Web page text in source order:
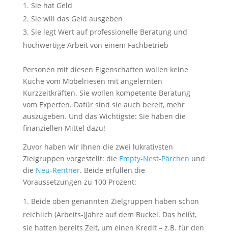
Sie hat Geld
Sie will das Geld ausgeben
Sie legt Wert auf professionelle Beratung und
hochwertige Arbeit von einem Fachbetrieb
Personen mit diesen Eigenschaften wollen keine
Küche vom Möbelriesen mit angelernten
Kurzzeitkräften. Sie wollen kompetente Beratung
vom Experten. Dafür sind sie auch bereit, mehr
auszugeben. Und das Wichtigste: Sie haben die
finanziellen Mittel dazu!
Zuvor haben wir Ihnen die zwei lukrativsten
Zielgruppen vorgestellt: die Empty-Nest-Pärchen und
die Neu-Rentner. Beide erfüllen die
Voraussetzungen zu 100 Prozent:
Beide oben genannten Zielgruppen haben schon
reichlich (Arbeits-)Jahre auf dem Buckel. Das heißt,
sie hatten bereits Zeit, um einen Kredit – z.B. für den